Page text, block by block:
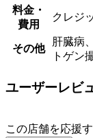
料金・
費用
クレジ
その他
肝臓病
トゲン
ユーザーレビ
この店舗を応援す